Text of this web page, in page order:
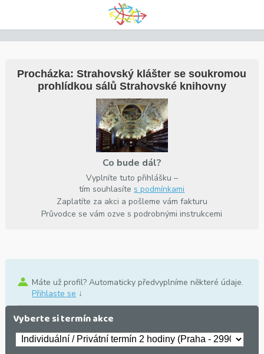
Procházka: Strahovský klášter se soukromou
prohlídkou sálů Strahovské knihovny
Co bude dál?
Vyplníte tuto přihlášku –
tím souhlasíte s podmínkami
Zaplatíte za akci a pošleme vám fakturu
Průvodce se vám ozve s podrobnými instrukcemi
Máte už profil? Automaticky předvyplníme některé údaje.
Přihlaste se ↓
Vyberte si termín akce